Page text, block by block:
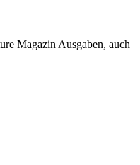
Magazin Ausgaben, auch